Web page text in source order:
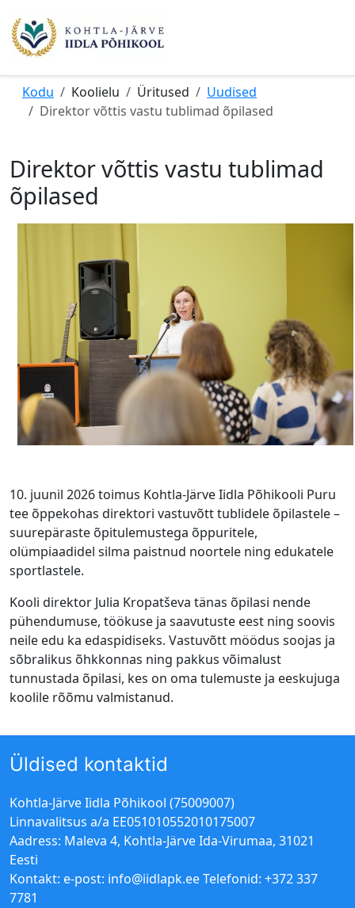
Kodu Koolielu Üritused
Uudised
Direktor võttis vastu tublimad õpilased
Direktor võttis vastu tublimad
õpilased
10. juunil 2026 toimus Kohtla-Järve Iidla Põhikooli Puru
tee õppekohas direktori vastuvõtt tublidele õpilastele –
suurepäraste õpitulemustega õppuritele,
olümpiaadidel silma paistnud noortele ning edukatele
sportlastele.
Kooli direktor Julia Kropatševa tänas õpilasi nende
pühendumuse, töökuse ja saavutuste eest ning soovis
neile edu ka edaspidiseks. Vastuvõtt möödus soojas ja
sõbralikus õhkkonnas ning pakkus võimalust
tunnustada õpilasi, kes on oma tulemuste ja eeskujuga
koolile rõõmu valmistanud.
Üldised kontaktid
Kohtla-Järve Iidla Põhikool (75009007)
Linnavalitsus a/a EE051010552010175007
Aadress: Maleva 4, Kohtla-Järve Ida-Virumaa, 31021
Eesti
Kontakt: e-post: info@iidlapk.eeTelefonid: +372 337
7781